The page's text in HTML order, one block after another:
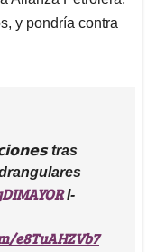
y pondría contra
tras
I-
e8TuAHZVb7